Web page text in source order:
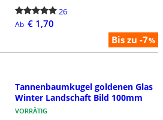
Bis zu -7%
26
Ab € 1,70
Tannenbaumkugel goldenen Glas
Winter Landschaft Bild 100mm
VORRÄTIG